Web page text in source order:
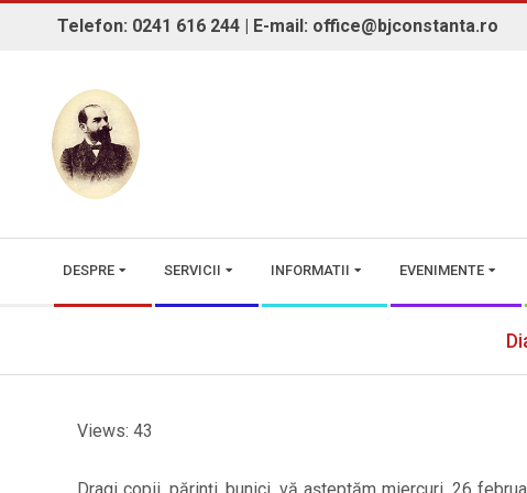
Telefon: 0241 616 244 | E-mail: office@bjconstanta.ro
Navigation
Menu
DESPRE SERVICII INFORMATII EVENIMENTE
Views: 43